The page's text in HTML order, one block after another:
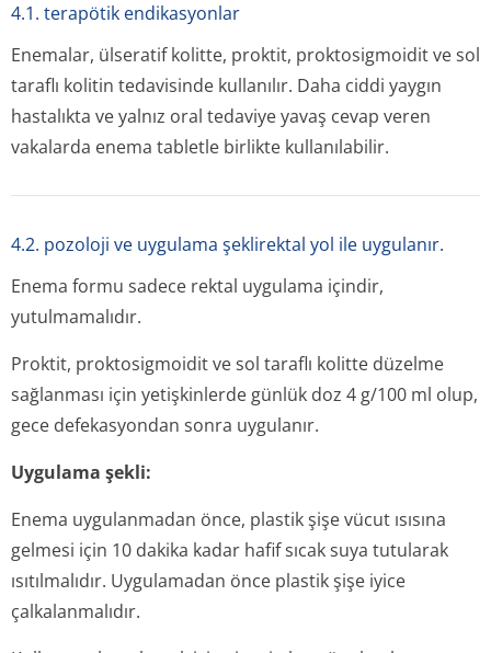
4.1. terapötik endikasyonlar
Enemalar, ülseratif kolitte, proktit, proktosigmoidit ve sol
taraflı kolitin tedavisinde kullanılır. Daha ciddi yaygın
hastalıkta ve yalnız oral tedaviye yavaş cevap veren
vakalarda enema tabletle birlikte kullanılabilir.
4.2. pozoloji ve uygulama şeklirektal yol ile uygulanır.
Enema formu sadece rektal uygulama içindir,
yutulmamalıdır.
Proktit, proktosigmoidit ve sol taraflı kolitte düzelme
sağlanması için yetişkinlerde günlük doz 4 g/100 ml olup,
gece defekasyondan sonra uygulanır.
Uygulama şekli:
Enema uygulanmadan önce, plastik şişe vücut ısısına
gelmesi için 10 dakika kadar hafif sıcak suya tutularak
ısıtılmalıdır. Uygulamadan önce plastik şişe iyice
çalkalanmalıdır.